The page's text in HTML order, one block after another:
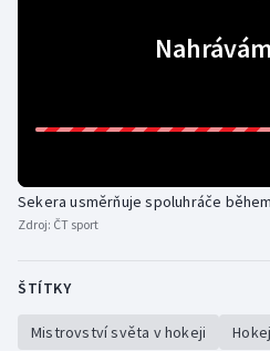
Sekera usměrňuje spoluhráče
Zdroj: ČT sport
ŠTÍTKY
Mistrovství světa v hokeji Hokej